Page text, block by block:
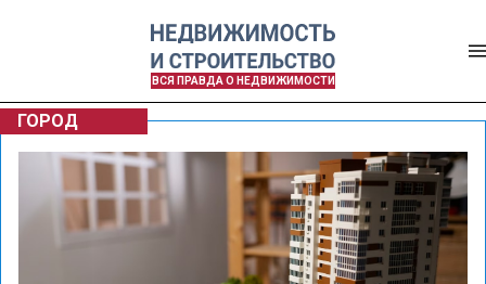
ВСЯ ПРАВДА О НЕДВИЖИМОСТИ
ГОРОД